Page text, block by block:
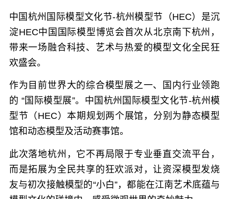
中国杭州国际模型文化节-杭州模型节（HEC）是沉
淀HEC中国国际模型博览会首次从北京南下杭州，
带来一场融合科技、艺术与热爱的模型文化全民狂
欢盛会。
作为目前世界大的综合模型展之一、国内行业领跑
的 “国际模型展”。中国杭州国际模型文化节-杭州模
型节（HEC）本期规划两个展馆，分别为静态模型
馆和动态模型及活动赛事馆。
此次落地杭州，它不再局限于专业垂直交流平台，
而是拓展为全民共享的狂欢派对，让资深模型发烧
友与初次接触模型的“小白”，都能在江南艺术底蕴与